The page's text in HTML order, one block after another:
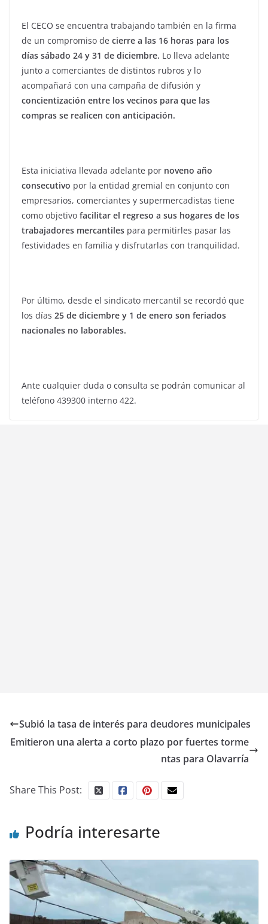
El CECO se encuentra trabajando también en la firma
de un compromiso de cierre a las 16 horas para los
días sábado 24 y 31 de diciembre. Lo lleva adelante
junto a comerciantes de distintos rubros y lo
acompañará con una campaña de difusión y
concientización entre los vecinos para que las
compras se realicen con anticipación.
Esta iniciativa llevada adelante por noveno año
consecutivo por la entidad gremial en conjunto con
empresarios, comerciantes y supermercadistas tiene
como objetivo facilitar el regreso a sus hogares de los
trabajadores mercantiles para permitirles pasar las
festividades en familia y disfrutarlas con tranquilidad.
Por último, desde el sindicato mercantil se recordó que
los días 25 de diciembre y 1 de enero son feriados
nacionales no laborables.
Ante cualquier duda o consulta se podrán comunicar al
teléfono 439300 interno 422.
Subió la tasa de interés para deudores municipales
Emitieron una alerta a corto plazo por fuertes torme
ntas para Olavarría
Share This Post:
Podría interesarte